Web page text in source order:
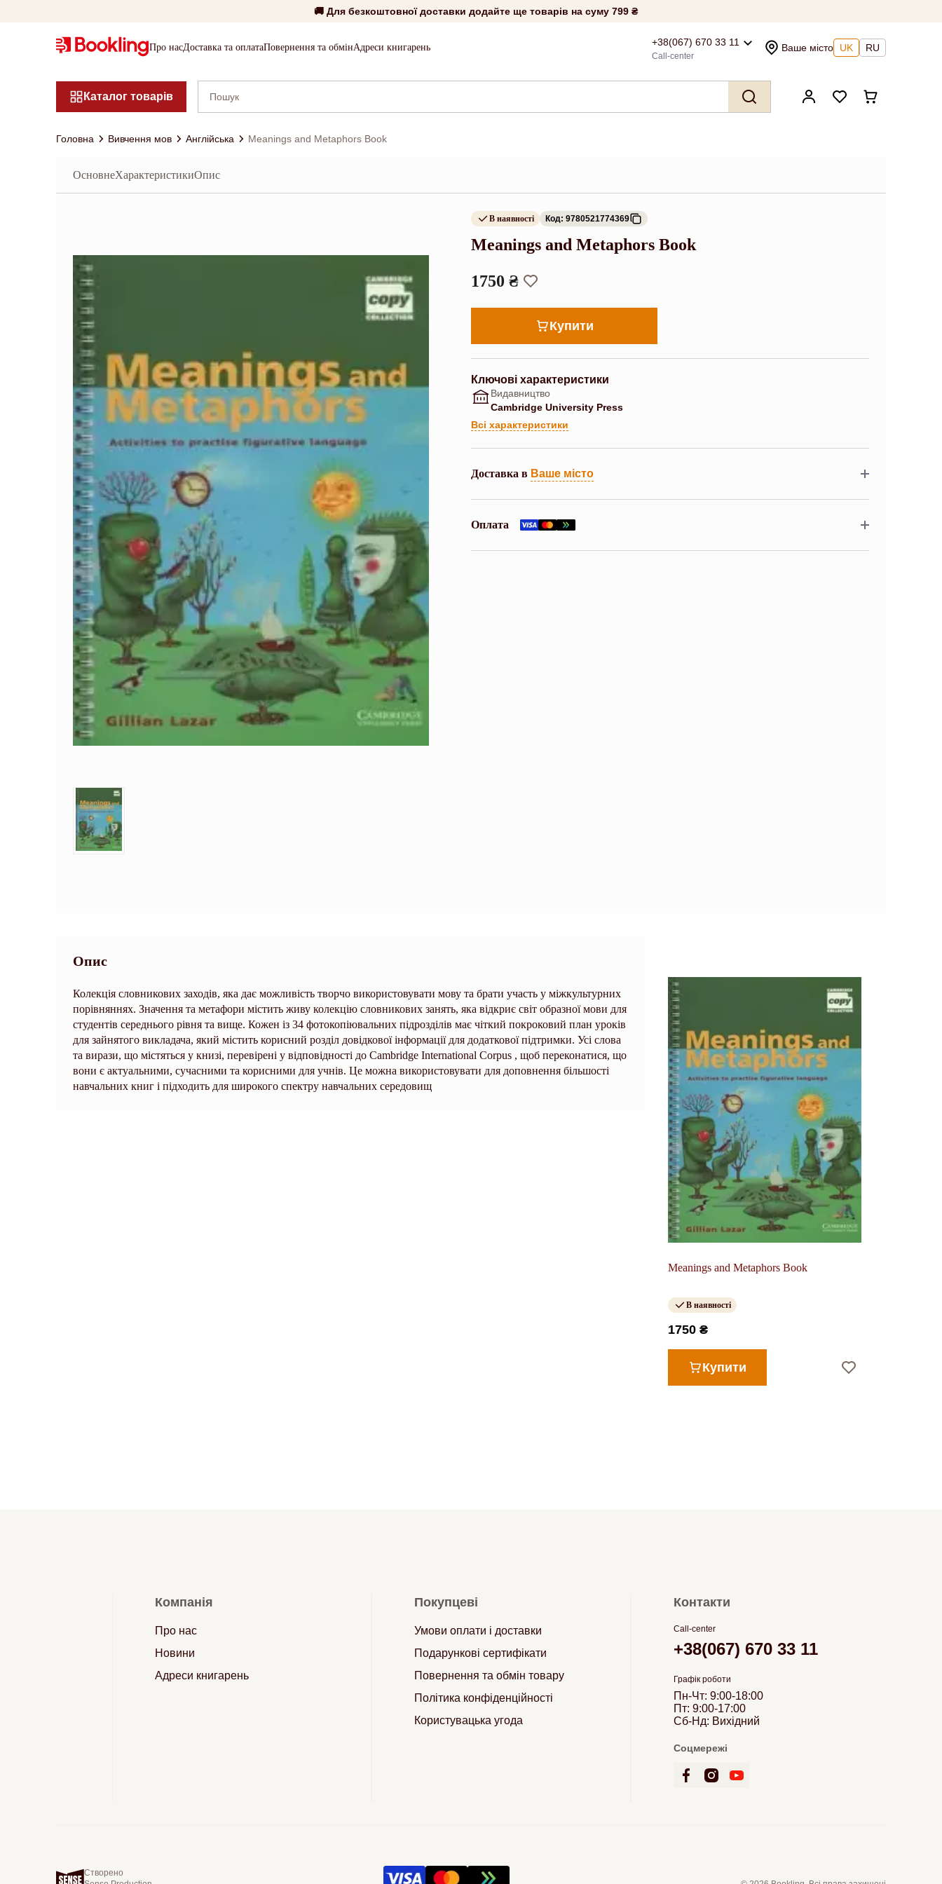
🚚 Для безкоштовної доставки додайте ще товарів на суму 799 ₴
Про насДоставка та оплатаПовернення та обмінАдреси книгарень +38(067) 670 33 11
Call-center
Ваше місто UK RU
Каталог товарів
Головна Вивчення мов Англійська Meanings and Metaphors Book
ОсновнеХарактеристикиОпис
В наявності Код: 9780521774369
Meanings and Metaphors Book
1750 ₴
Купити
Ключові характеристики
Видавництво
Cambridge University Press
Всі характеристики
Доставка в Ваше місто
Оплата
Опис
Колекція словникових заходів, яка дає можливість творчо використовувати мову та брати участь у міжкультурних
порівняннях. Значення та метафори містить живу колекцію словникових занять, яка відкриє світ образної мови для
студентів середнього рівня та вище. Кожен із 34 фотокопіювальних підрозділів має чіткий покроковий план уроків
для зайнятого викладача, який містить корисний розділ довідкової інформації для додаткової підтримки. Усі слова
та вирази, що містяться у книзі, перевірені у відповідності до Cambridge International Corpus , щоб переконатися, що
вони є актуальними, сучасними та корисними для учнів. Це можна використовувати для доповнення більшості
навчальних книг і підходить для широкого спектру навчальних середовищ
Meanings and Metaphors Book
В наявності
1750 ₴
Купити
Компанія
Про нас
Новини
Адреси книгарень
Покупцеві
Умови оплати і доставки
Подарункові сертифікати
Повернення та обмін товару
Політика конфіденційності
Користувацька угода
Контакти
Call-center
+38(067) 670 33 11
Графік роботи
Пн-Чт: 9:00-18:00
Пт: 9:00-17:00
Сб-Нд: Вихідний
Соцмережі
Створено